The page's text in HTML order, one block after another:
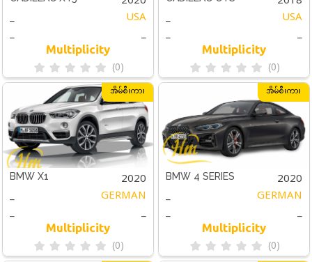
_ USA
_ _
Multiplicity
(0)
_ USA
_ _
Multiplicity
(0)
အိမ်စီးကား
BMW X1 2020
_ GERMAN
_ _
Multiplicity
(0)
အိမ်စီးကား
BMW 4 SERIES 2020
_ GERMAN
_ _
Multiplicity
(0)